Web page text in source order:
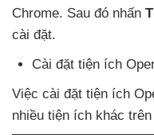
Chrome. Sau đó nhấn
cài đặt.
Cài đặt tiện ích
Việc cài đặt tiện ích
nhiều tiện ích khác